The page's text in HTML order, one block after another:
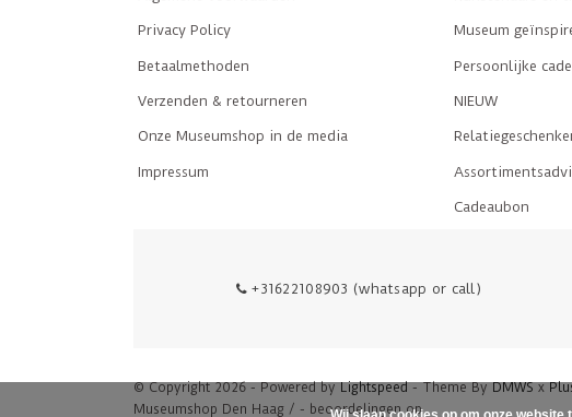
Privacy Policy
Betaalmethoden
Verzenden & retourneren
Onze Museumshop in de media
Impressum
Museum
Persoonlijke
NIEUW
Cadeaubon
+31622108903 (whatsapp or call)
© Copyright 2026 - Powered by Lightspeed - Theme By DMWS x
Museumshop Den Haag / - beoordelingen op